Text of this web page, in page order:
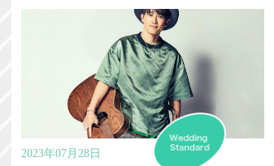
2023年07月28日